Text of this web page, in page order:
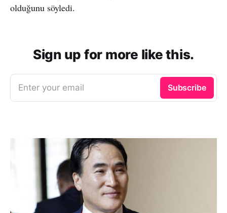
olduğunu söyledi.
Sign up for more like this.
Enter your email Subscribe